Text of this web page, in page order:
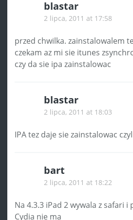
blastar
2 lipca, 2011 at 17:58
przed chwilka. zainstalowalem
czekam az mi sie itunes
czy da sie ipa zainstalowac
blastar
2 lipca, 2011 at 18:03
IPA tez daje sie zainstalowac
bart
2 lipca, 2011 at 18:22
Na 4.3.3 iPad 2 wywala z safari i
Cydia nie ma